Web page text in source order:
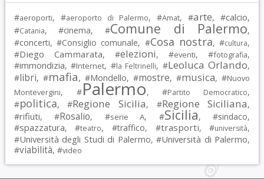
#aeroporti, #aeroporto di Palermo, #Amat, #arte, #calcio,
#Catania, #cinema, #Comune di Palermo,
#concerti, #Consiglio comunale, #Cosa nostra, #cultura,
#Diego Cammarata, #elezioni, #eventi, #fotografia,
#immondizia, #Internet, #la Feltrinelli, #Leoluca Orlando,
#libri, #mafia, #Mondello, #mostre, #musica, #Nuovo
Montevergini, #Palermo, #Partito Democratico,
#politica, #Regione Sicilia, #Regione Siciliana,
#rifiuti, #Rosalio, #serie A, #Sicilia, #sindaco,
#spazzatura, #teatro, #traffico, #trasporti, #università,
#Università degli Studi di Palermo, #Università di Palermo,
#viabilità, #video